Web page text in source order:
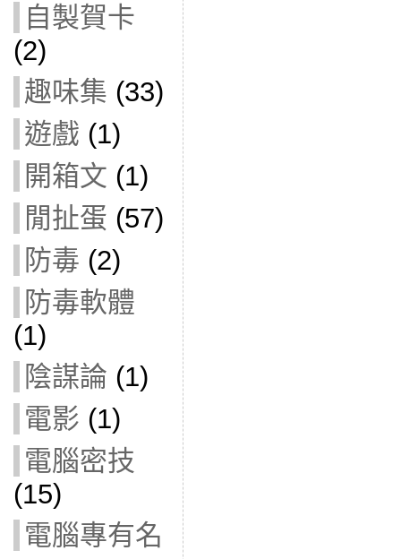
自製賀卡
(2)
趣味集 (33)
遊戲 (1)
開箱文 (1)
閒扯蛋 (57)
防毒 (2)
防毒軟體
(1)
陰謀論 (1)
電影 (1)
電腦密技
(15)
電腦專有名